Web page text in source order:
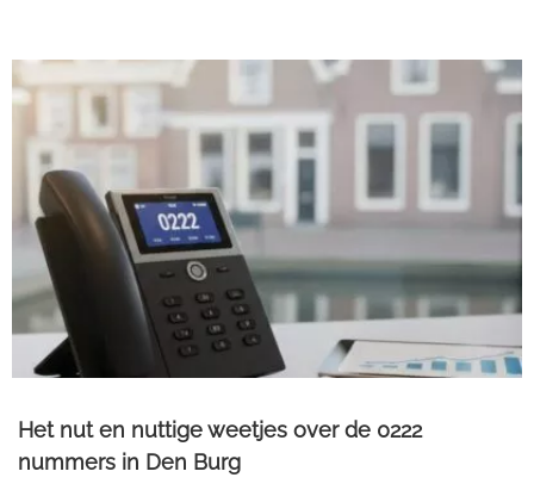
Het nut en nuttige weetjes over de 0222
nummers in Den Burg